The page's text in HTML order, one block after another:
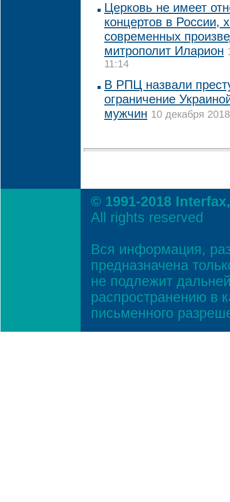
Церковь не имеет
концертов в России,
современных
митрополит Иларион
11:14
В РПЦ назвали
ограничение
мужчин 10 декабря
© 1991-2018
All rights reserved
Вся информация,
предназначена
не подлежит
распространению в
письменного